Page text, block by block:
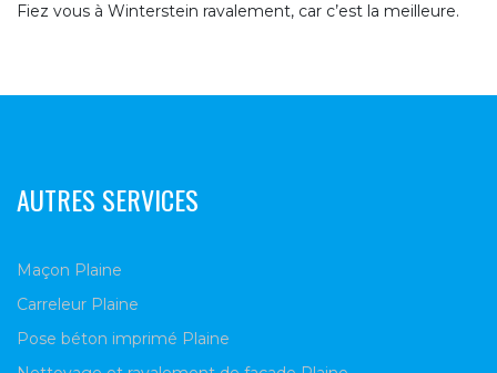
Fiez vous à Winterstein ravalement, car c’est la meilleure.
AUTRES SERVICES
Maçon Plaine
Carreleur Plaine
Pose béton imprimé Plaine